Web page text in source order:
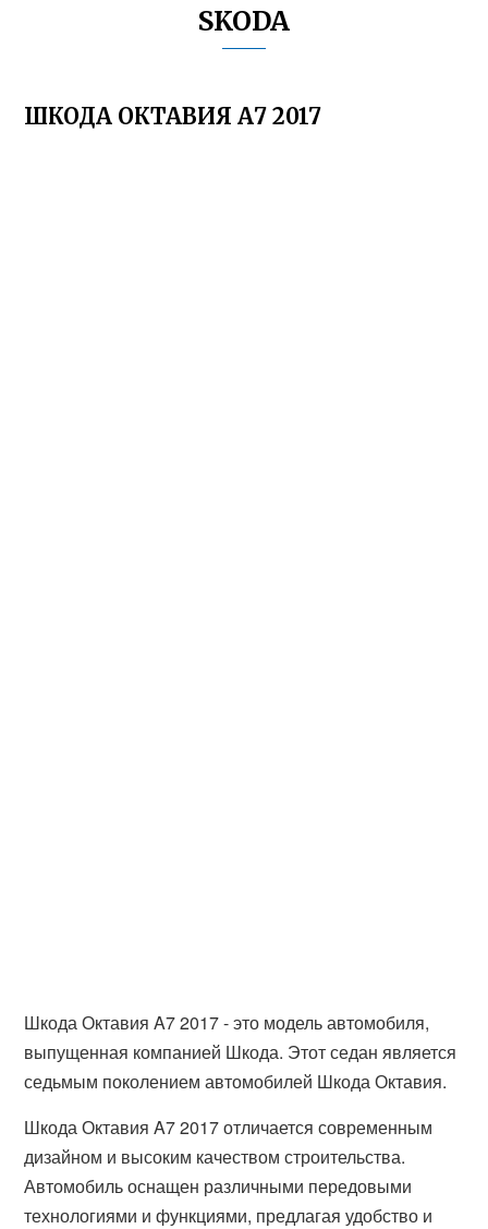
SKODA
ШКОДА ОКТАВИЯ А7 2017
Шкода Октавия A7 2017 - это модель автомобиля,
выпущенная компанией Шкода. Этот седан является
седьмым поколением автомобилей Шкода Октавия.
Шкода Октавия A7 2017 отличается современным
дизайном и высоким качеством строительства.
Автомобиль оснащен различными передовыми
технологиями и функциями, предлагая удобство и